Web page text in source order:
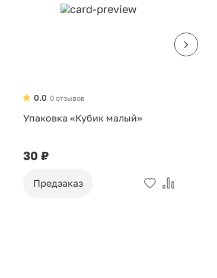
0 отзывов
0.0
Упаковка «Кубик малый»
30 ₽
Предзаказ